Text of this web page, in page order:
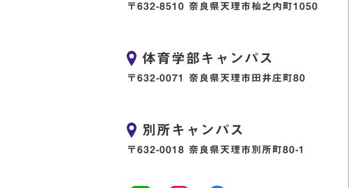
〒632-8510 奈良県天理市杣之内町1050
体育学部キャンパス
〒632-0071 奈良県天理市田井庄町80
別所キャンパス
〒632-0018 奈良県天理市別所町80-1